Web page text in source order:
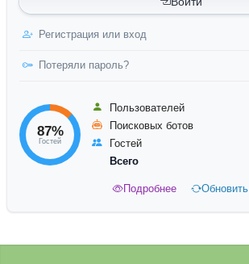
Регистрация или вход
Потеряли пароль?
87%
Гостей
Пользователей
Поисковых ботов
Гостей
Всего
Подробнее Обновить